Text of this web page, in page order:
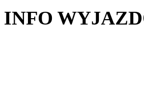
INFO